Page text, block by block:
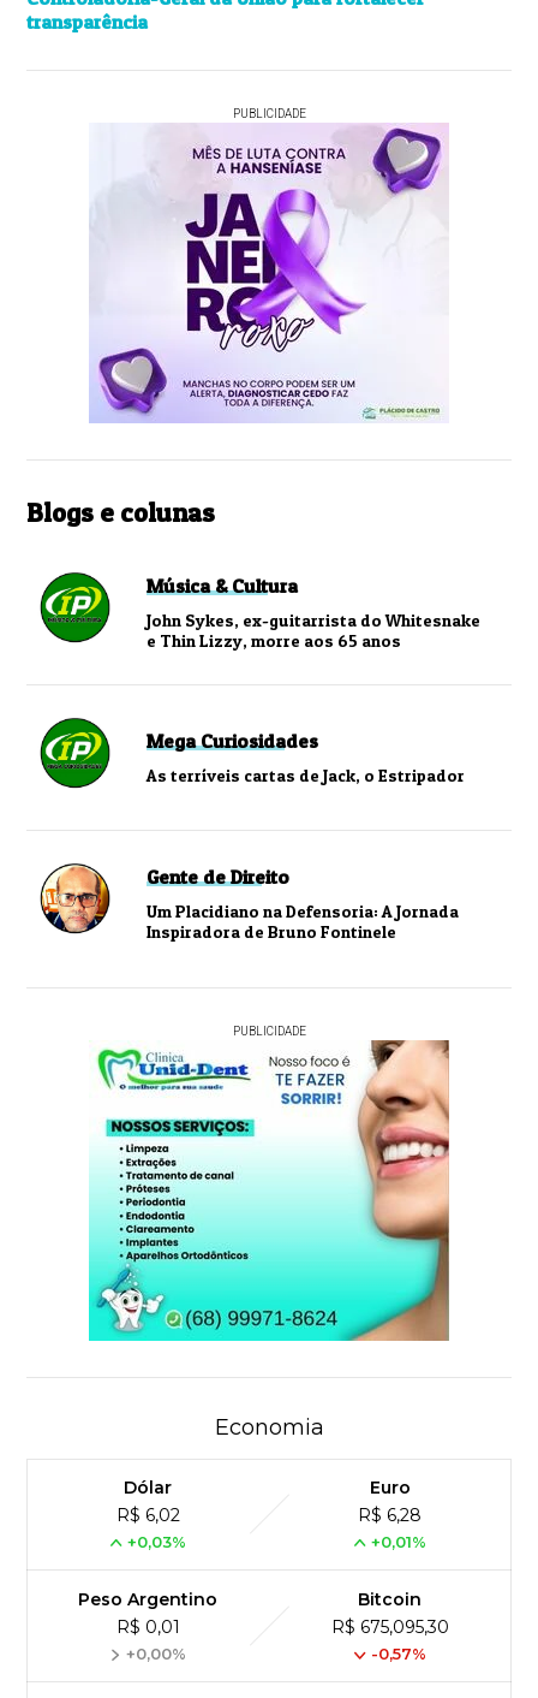
transparência
PUBLICIDADE
Blogs e colunas
Música & Cultura
John Sykes, ex-guitarrista do Whitesnake
e Thin Lizzy, morre aos 65 anos
Mega Curiosidades
As terríveis cartas de Jack, o Estripador
Gente de Direito
Um Placidiano na Defensoria: A Jornada
Inspiradora de Bruno Fontinele
PUBLICIDADE
Economia
Dólar
R$ 6,02
+0,03%
Euro
R$ 6,28
+0,01%
Peso Argentino
R$ 0,01
+0,00%
Bitcoin
R$ 675,095,30
-0,57%